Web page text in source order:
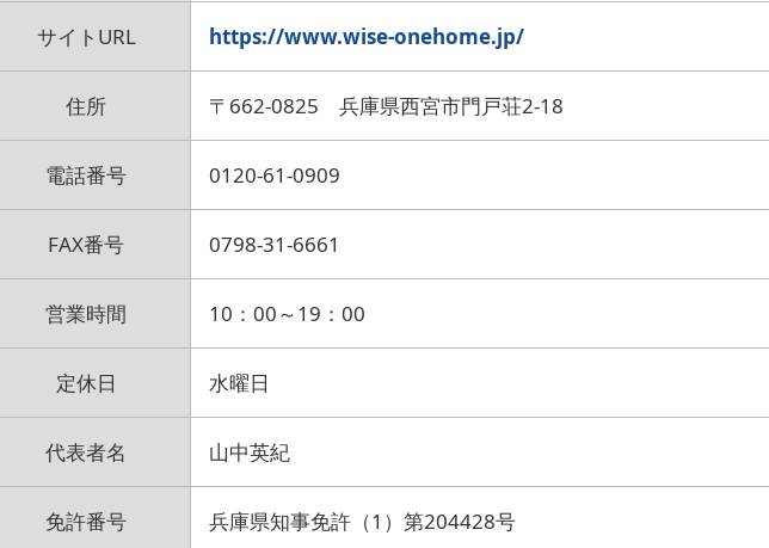
サイトURL https://www.wise-onehome.jp/
住所 〒662-0825 兵庫県西宮市門戸荘2-18
電話番号 0120-61-0909
FAX番号 0798-31-6661
営業時間 10：00～19：00
定休日 水曜日
代表者名 山中英紀
免許番号 兵庫県知事免許（1）第204428号